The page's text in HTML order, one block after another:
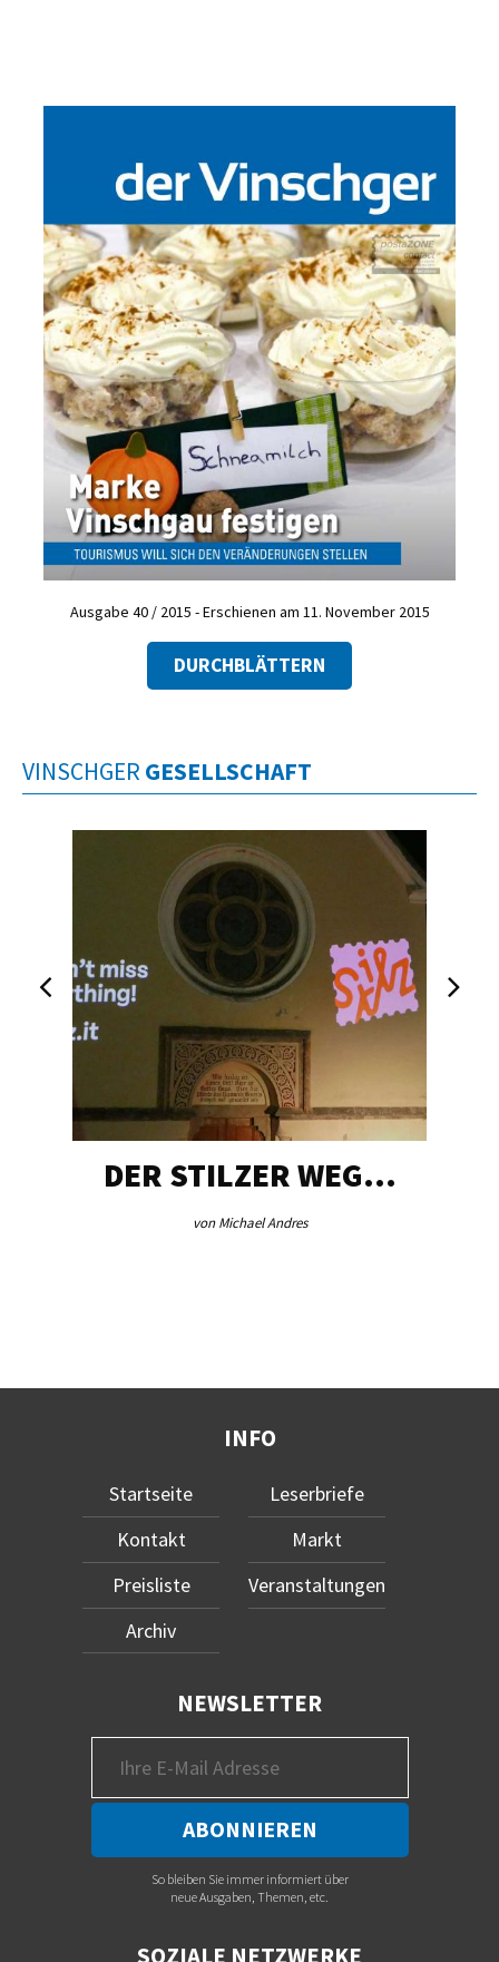
Ausgabe 40 / 2015 - Erschienen am 11. November 2015
DURCHBLÄTTERN
VINSCHGER GESELLSCHAFT
DER STILZER WEG…
von Michael Andres
INFO
Startseite
Kontakt
Preisliste
Archiv
Leserbriefe
Markt
Veranstaltungen
NEWSLETTER
So bleiben Sie immer informiert über
neue Ausgaben, Themen, etc.